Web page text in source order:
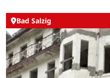
Bad Salzig